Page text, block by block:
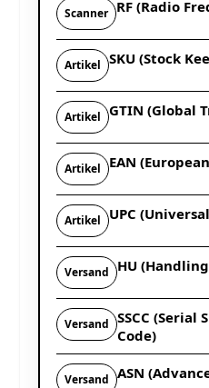
Scanner RF (Radio
Artikel SKU (Stock
Artikel GTIN (Global
Artikel EAN
Artikel UPC
Versand HU
Versand
SSCC
Code)
Versand ASN